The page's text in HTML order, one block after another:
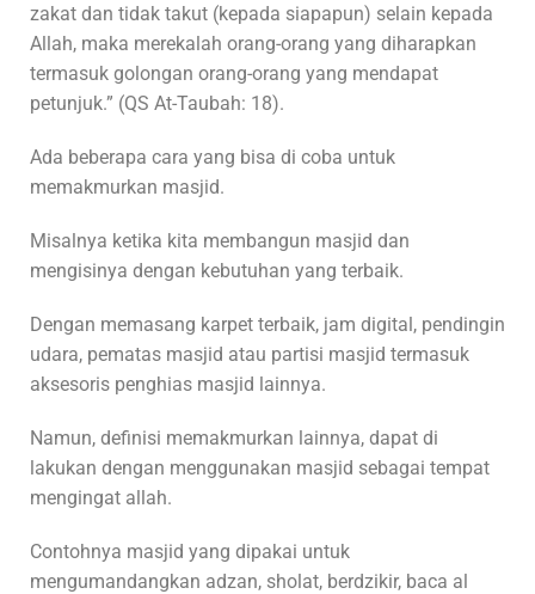
zakat dan tidak takut (kepada siapapun) selain kepada
Allah, maka merekalah orang-orang yang diharapkan
termasuk golongan orang-orang yang mendapat
petunjuk.” (QS At-Taubah: 18).
Ada beberapa cara yang bisa di coba untuk
memakmurkan masjid.
Misalnya ketika kita membangun masjid dan
mengisinya dengan kebutuhan yang terbaik.
Dengan memasang karpet terbaik, jam digital, pendingin
udara, pematas masjid atau partisi masjid termasuk
aksesoris penghias masjid lainnya.
Namun, definisi memakmurkan lainnya, dapat di
lakukan dengan menggunakan masjid sebagai tempat
mengingat allah.
Contohnya masjid yang dipakai untuk
mengumandangkan adzan, sholat, berdzikir, baca al